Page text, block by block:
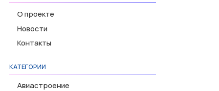
О проекте
Новости
Контакты
КАТЕГОРИИ
Авиастроение